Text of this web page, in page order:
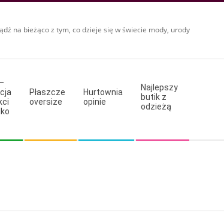
na bieżąco z tym, co dzieje się w świecie mody, urody
Płaszcze
oversize
Hurtownia
opinie
Najlepszy
butik z
odzieżą